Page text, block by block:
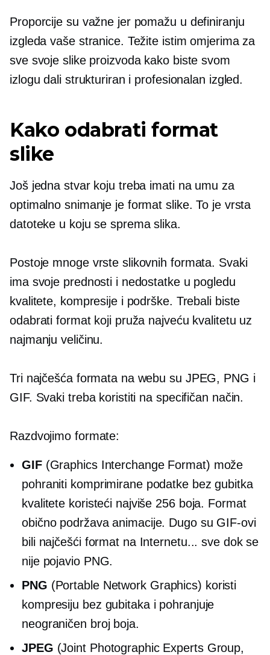
​​Proporcije su važne jer pomažu u definiranju
izgleda vaše stranice. Težite istim omjerima za
sve svoje slike proizvoda kako biste svom
izlogu dali strukturiran i profesionalan izgled.
Kako odabrati format
slike
Još jedna stvar koju treba imati na umu za
optimalno snimanje je format slike. To je vrsta
datoteke u koju se sprema slika.
Postoje mnoge vrste slikovnih formata. Svaki
ima svoje prednosti i nedostatke u pogledu
kvalitete, kompresije i podrške. Trebali biste
odabrati format koji pruža najveću kvalitetu uz
najmanju veličinu.
Tri najčešća formata na webu su JPEG, PNG i
GIF. Svaki treba koristiti na specifičan način.
Razdvojimo formate:
GIF(Graphics Interchange Format) može
pohraniti komprimirane podatke bez gubitka
kvalitete koristeći najviše 256 boja. Format
obično podržava animacije. Dugo su GIF-ovi
bili najčešći format na Internetu... sve dok se
nije pojavio PNG.
PNG (Portable Network Graphics) koristi
kompresiju bez gubitaka i pohranjuje
neograničen broj boja.
JPEG (Joint Photographic Experts Group,